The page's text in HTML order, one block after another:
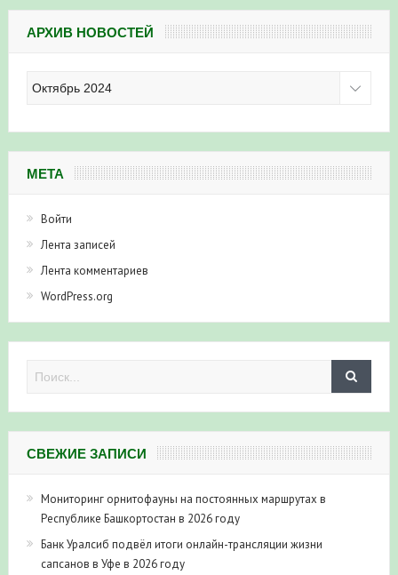
АРХИВ НОВОСТЕЙ
новостей
МЕТА
Войти
Лента записей
Лента комментариев
WordPress.org
СВЕЖИЕ ЗАПИСИ
Мониторинг орнитофауны на постоянных маршрутах в
Республике Башкортостан в 2026 году
Банк Уралсиб подвёл итоги онлайн-трансляции жизни
сапсанов в Уфе в 2026 году